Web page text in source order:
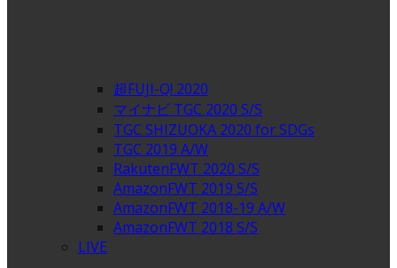
超FUJI-Q! 2020
マイナビ TGC 2020 S/S
TGC SHIZUOKA 2020 for SDGs
TGC 2019 A/W
RakutenFWT 2020 S/S
AmazonFWT 2019 S/S
AmazonFWT 2018-19 A/W
AmazonFWT 2018 S/S
LIVE